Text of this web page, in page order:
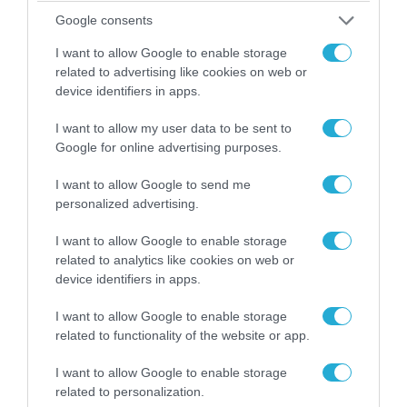
Google consents
I want to allow Google to enable storage
related to advertising like cookies on web or
device identifiers in apps.
I want to allow my user data to be sent to
Google for online advertising purposes.
I want to allow Google to send me
personalized advertising.
I want to allow Google to enable storage
related to analytics like cookies on web or
device identifiers in apps.
I want to allow Google to enable storage
related to functionality of the website or app.
I want to allow Google to enable storage
related to personalization.
Η ανακοίνωση του Πανελλήνιου Σωματείου
Πυροσβεστών για την δημοσιογράφο του OPEN
που γέλασε στη φωτιά